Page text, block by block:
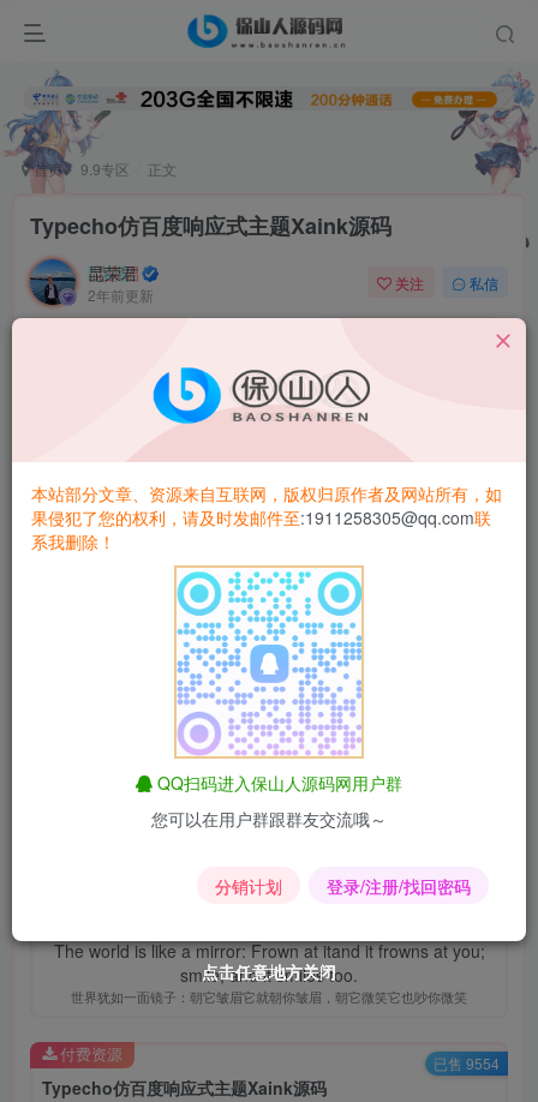
首页 9.9专区 正文
Typecho仿百度响应式主题Xaink源码
昆荣君
2年前更新
关注 私信
新闻类型博客主题，简洁好看，适合资讯类、快讯类、新闻
类博客建站，响应式设计，支持明亮和黑暗模式
直接下载 zip 源码->解压后移动到 Typecho 主题目录->改名
为xaink->启用。
爱情辅导 昆荣君
保山人商城 保山人号卡 全网优惠券
The world is like a mirror: Frown at itand it frowns at you;
smile, and it smiles too.
世界犹如一面镜子：朝它皱眉它就朝你皱眉，朝它微笑它也吵你微笑
Typecho仿百度响应式主题Xaink源码
付费资源 已售 9554
点击任意地方关闭
点击任意地方关闭
点击任意地方关闭
点击任意地方关闭
点击任意地方关闭
点击任意地方关闭
本站部分文章、资源来自互联网，版权归原作者及网站所有，如
果侵犯了您的权利，请及时发邮件至:1911258305@qq.com联
系我删除！
QQ扫码进入保山人源码网用户群
您可以在用户群跟群友交流哦～
分销计划 登录/注册/找回密码